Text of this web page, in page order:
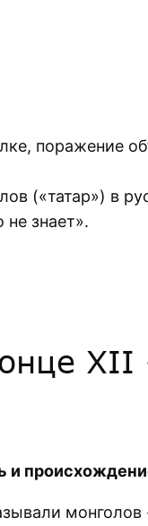
поражение
(«татар») в
не знает».
и
монголов